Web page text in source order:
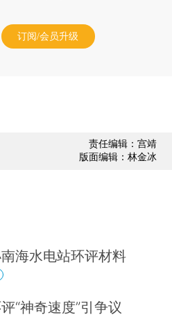
订阅/会员升级
责任编辑：宫靖
版面编辑：林金冰
海水电站环评材料
“神奇速度”引争议